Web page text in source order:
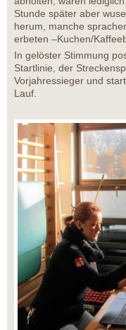
Stunde später aber
herum, manche
erbeten –Kuchen/
In gelöster Stimmung
Startlinie, der
Vorjahressieger und
Lauf.